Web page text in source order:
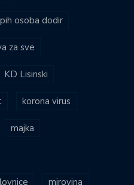
osoba dodir
za sve
KD Lisinski
korona virus
majka
mirovina